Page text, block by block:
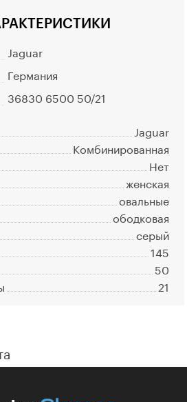
Jaguar
Германия
36830 6500 50/21
Jaguar
Комбинированная
Нет
женская
овальные
ободковая
серый
145
50
21